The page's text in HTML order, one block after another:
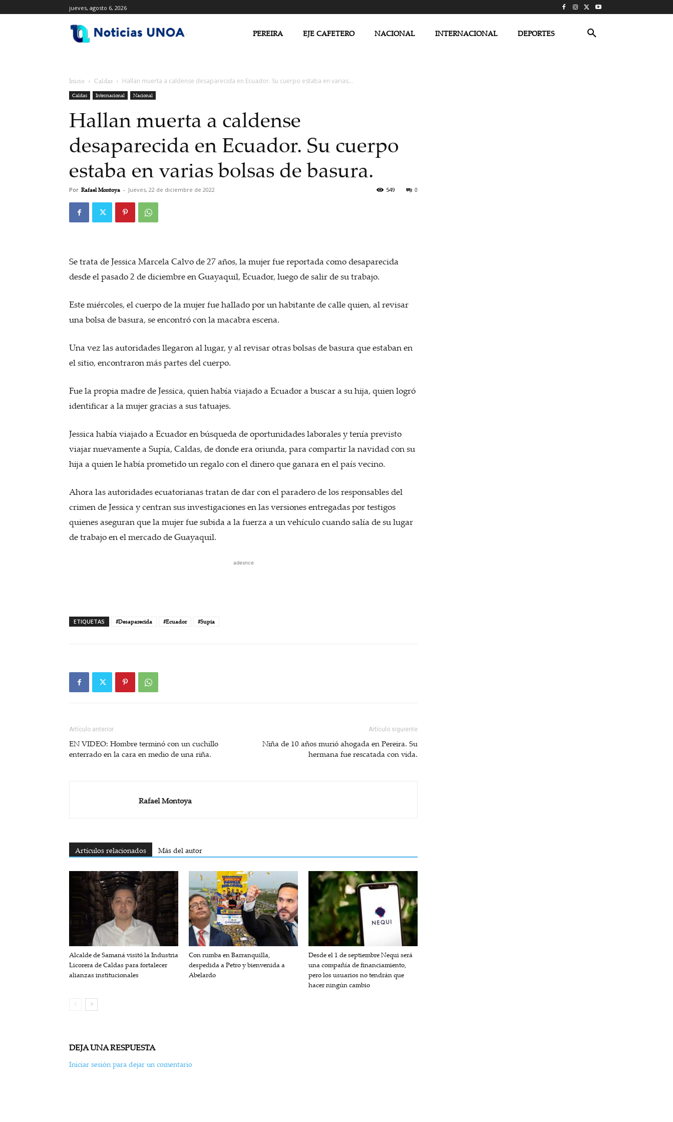
jueves, agosto 6, 2026
PEREIRA EJE CAFETERO NACIONAL INTERNACIONAL DEPORTES
Inicio Caldas Hallan muerta a caldense desaparecida en Ecuador. Su cuerpo estaba en varias...
Caldas Internacional Nacional
Hallan muerta a caldense
desaparecida en Ecuador. Su cuerpo
estaba en varias bolsas de basura.
Por Rafael Montoya - Jueves, 22 de diciembre de 2022 0
549
Se trata de Jessica Marcela Calvo de 27 años, la mujer fue reportada como desaparecida
desde el pasado 2 de diciembre en Guayaquil, Ecuador, luego de salir de su trabajo.
Este miércoles, el cuerpo de la mujer fue hallado por un habitante de calle quien, al revisar
una bolsa de basura, se encontró con la macabra escena.
Una vez las autoridades llegaron al lugar, y al revisar otras bolsas de basura que estaban en
el sitio, encontraron más partes del cuerpo.
Fue la propia madre de Jessica, quien había viajado a Ecuador a buscar a su hija, quien logró
identificar a la mujer gracias a sus tatuajes.
Jessica había viajado a Ecuador en búsqueda de oportunidades laborales y tenía previsto
viajar nuevamente a Supía, Caldas, de donde era oriunda, para compartir la navidad con su
hija a quien le había prometido un regalo con el dinero que ganara en el país vecino.
Ahora las autoridades ecuatorianas tratan de dar con el paradero de los responsables del
crimen de Jessica y centran sus investigaciones en las versiones entregadas por testigos
quienes aseguran que la mujer fue subida a la fuerza a un vehículo cuando salía de su lugar
de trabajo en el mercado de Guayaquil.
adesnce
ETIQUETAS #Desaparecida #Ecuador #Supia
Artículo anterior
EN VIDEO: Hombre terminó con un cuchillo
enterrado en la cara en medio de una riña.
Artículo siguiente
Niña de 10 años murió ahogada en Pereira. Su
hermana fue rescatada con vida.
Rafael Montoya
Artículos relacionados Más del autor
Alcalde de Samaná visitó la Industria
Licorera de Caldas para fortalecer
alianzas institucionales
Con rumba en Barranquilla,
despedida a Petro y bienvenida a
Abelardo
Desde el 1 de septiembre Nequi será
una compañía de financiamiento,
pero los usuarios no tendrán que
hacer ningún cambio
DEJA UNA RESPUESTA
Iniciar sesión para dejar un comentario